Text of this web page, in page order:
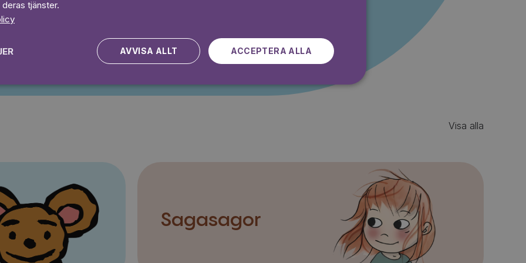
Kampanjen gäller nya kunder fram till och med 2026-08-24
Visa alla
Sagasagor
tjänster.
ACCEPTERA ALLA
AVVISA ALLT